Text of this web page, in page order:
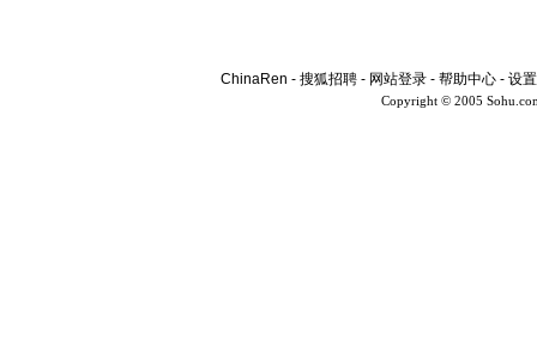
ChinaRen - 搜狐招聘 - 网站登录 - 帮助中心 - 设
Copyright © 2005